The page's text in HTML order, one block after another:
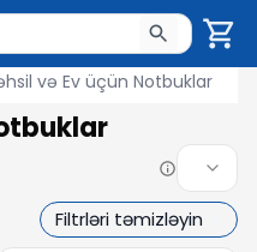
yazın. Göndərmək
və Ev üçün Notbuklar
Filtrləri təmizləyin